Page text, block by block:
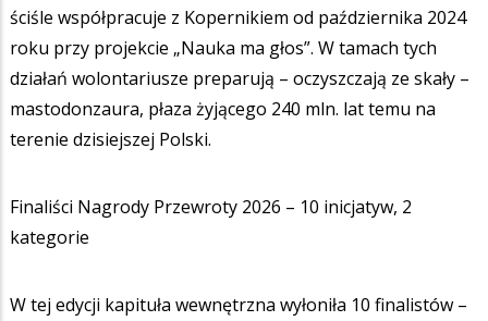
ściśle współpracuje z Kopernikiem od października 2024
roku przy projekcie „Nauka ma głos”. W tamach tych
działań wolontariusze preparują – oczyszczają ze skały –
mastodonzaura, płaza żyjącego 240 mln. lat temu na
terenie dzisiejszej Polski.
Finaliści Nagrody Przewroty 2026 – 10 inicjatyw, 2
kategorie
W tej edycji kapituła wewnętrzna wyłoniła 10 finalistów –